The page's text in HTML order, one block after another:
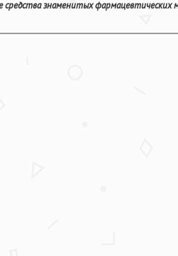
знаменитых фармацевтических